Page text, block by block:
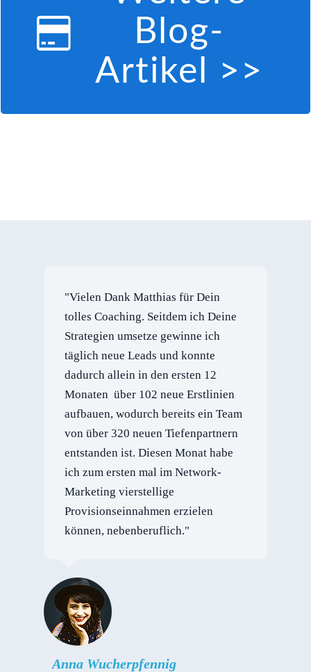
Blog-
Artikel >>
"Vielen Dank Matthias für Dein
tolles Coaching. Seitdem ich Deine
Strategien umsetze gewinne ich
täglich neue Leads und konnte
dadurch allein in den ersten 12
Monaten über 102 neue Erstlinien
aufbauen, wodurch bereits ein Team
von über 320 neuen Tiefenpartnern
entstanden ist. Diesen Monat habe
ich zum ersten mal im Network-
Marketing vierstellige
Provisionseinnahmen erzielen
können, nebenberuflich."
Anna Wucherpfennig